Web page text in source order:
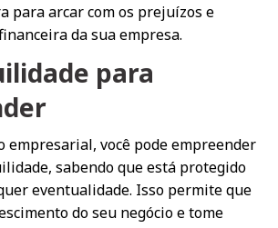
para arcar com os prejuízos e
da sua empresa.
para
empresarial, você pode empreender
sabendo que está protegido
eventualidade. Isso permite que
do seu negócio e tome